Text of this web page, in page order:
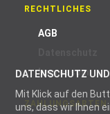
DATENSCHUTZ
Mit Klick auf den
uns, dass wir Ihnen
RECHTLICHES
AGB
Impressum
ZAHLUNGSARTEN